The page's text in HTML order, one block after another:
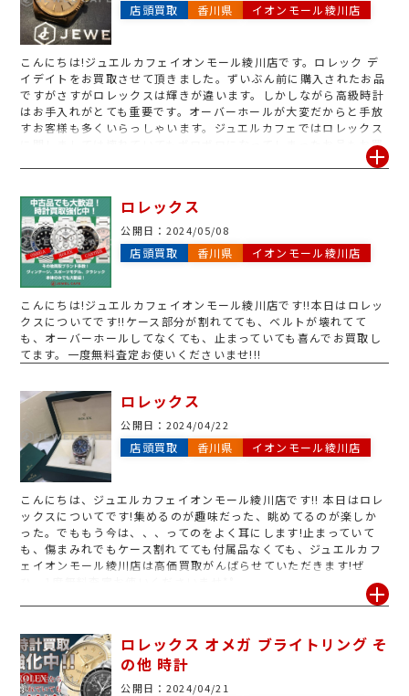
店頭買取 香川県 イオンモール綾川店
こんにちは!ジュエルカフェイオンモール綾川店です。ロレック デ
イデイトをお買取させて頂きました。ずいぶん前に購入されたお品
ですがさすがロレックスは輝きが違います。しかしながら高級時計
はお手入れがとても重要です。オーバーホールが大変だからと手放
すお客様も多くいらっしゃいます。ジュエルカフェではロレックス
に関しましては壊れていてもボロボロになってしまったお品もお買
取させて頂きます。まずは大切な腕時計がいくらになるのか査定だ
店へお越し下さい。
ロレックス
公開日： 2024/05/08
店頭買取 香川県 イオンモール綾川店
こんにちは!ジュエルカフェイオンモール綾川店です!!本日はロレッ
クスについてです!!ケース部分が割れてても、ベルトが壊れてて
も、オーバーホールしてなくても、止まっていても喜んでお買取し
てます。一度無料査定お使いくださいませ!!!
ロレックス
公開日： 2024/04/22
店頭買取 香川県 イオンモール綾川店
こんにちは、ジュエルカフェイオンモール綾川店です!! 本日はロレ
ックスについてです!集めるのが趣味だった、眺めてるのが楽しか
った。でももう今は、、、ってのをよく耳にします!止まっていて
も、傷まみれでもケース割れてても付属品なくても、ジュエルカフ
ェイオンモール綾川店は高価買取がんばらせていただきます!ぜ
ロレックス オメガ ブライトリング そ
の他 時計
公開日： 2024/04/21